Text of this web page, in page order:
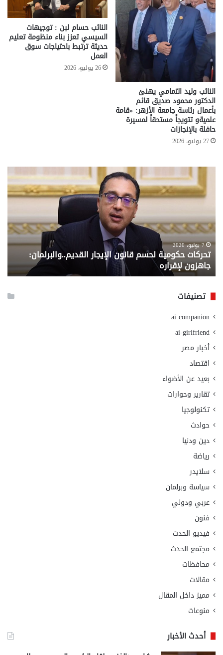
النائب وليد التمامي يهنئ
الدكتور محمود صديق قائم
بأعمال رئاسة جامعة الأزهر: «قامة
علميةو تتويجاً مستحقاً لمسيرة
حافلة بالإنجازات
27 يوليو، 2026
النائب حسام لبن : توجيهات
السيسي تعزز بناء منظومة تعليم
حديثة ترتبط باحتياجات سوق
العمل
26 يوليو، 2026
تحركات
حكومية
لحسم
قانون
القديم..والبرلمان:
جاهزون
لإقراره
7 يوليو، 2020
تحركات حكومية لحسم قانون الإيجار القديم..والبرلمان:
جاهزون لإقراره
..
من
تصنيفات
ai companion
ai-girlfriend
أخبار مصر
اقتصاد
بعيد عن الأضواء
تقارير وحوارات
تكنولوجيا
حوادث
دين ودنيا
رياضة
سلايدر
سياسة وبرلمان
عربي ودولي
فنون
فيديو الحدث
مجتمع الحدث
محافظات
مقالات
مميز داخل المقال
منوعات
أحدث الأخبار